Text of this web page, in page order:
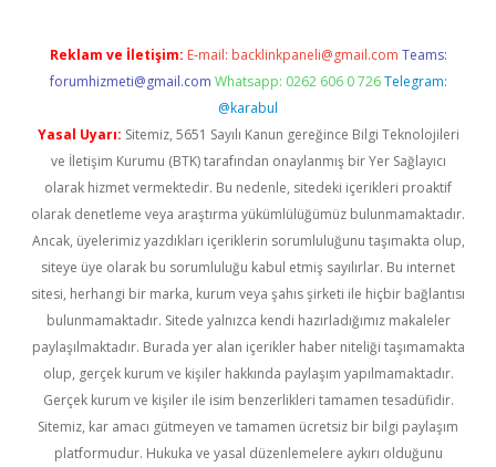
Reklam ve İletişim: E-mail: backlinkpaneli@gmail.com Teams:
forumhizmeti@gmail.com Whatsapp: 0262 606 0 726 Telegram:
@karabul
Yasal Uyarı: Sitemiz, 5651 Sayılı Kanun gereğince Bilgi Teknolojileri
ve İletişim Kurumu (BTK) tarafından onaylanmış bir Yer Sağlayıcı
olarak hizmet vermektedir. Bu nedenle, sitedeki içerikleri proaktif
olarak denetleme veya araştırma yükümlülüğümüz bulunmamaktadır.
Ancak, üyelerimiz yazdıkları içeriklerin sorumluluğunu taşımakta olup,
siteye üye olarak bu sorumluluğu kabul etmiş sayılırlar. Bu internet
sitesi, herhangi bir marka, kurum veya şahıs şirketi ile hiçbir bağlantısı
bulunmamaktadır. Sitede yalnızca kendi hazırladığımız makaleler
paylaşılmaktadır. Burada yer alan içerikler haber niteliği taşımamakta
olup, gerçek kurum ve kişiler hakkında paylaşım yapılmamaktadır.
Gerçek kurum ve kişiler ile isim benzerlikleri tamamen tesadüfidir.
Sitemiz, kar amacı gütmeyen ve tamamen ücretsiz bir bilgi paylaşım
platformudur. Hukuka ve yasal düzenlemelere aykırı olduğunu